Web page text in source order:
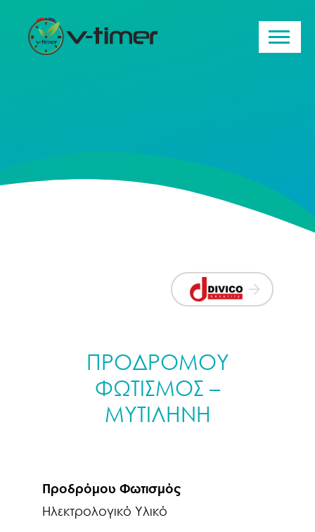
ΠΡΟΔΡΟΜΟΥ
ΦΩΤΙΣΜΟΣ –
ΜΥΤΙΛΗΝΗ
Προδρόμου Φωτισμός
Ηλεκτρολογικό Υλικό